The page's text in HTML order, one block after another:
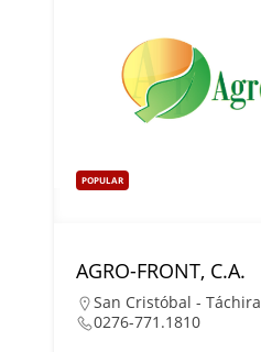
POPULAR
AGRO-FRONT, C.A.
San Cristóbal - Táchira
0276-771.1810